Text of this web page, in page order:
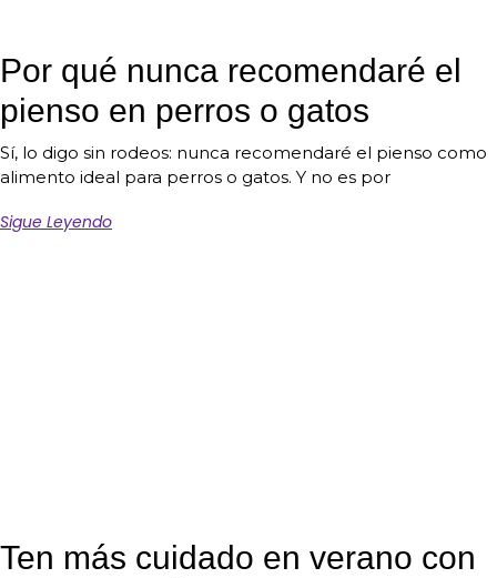
Por qué nunca recomendaré el
pienso en perros o gatos
Sí, lo digo sin rodeos: nunca recomendaré el pienso como
alimento ideal para perros o gatos. Y no es por
Sigue Leyendo
Ten más cuidado en verano con